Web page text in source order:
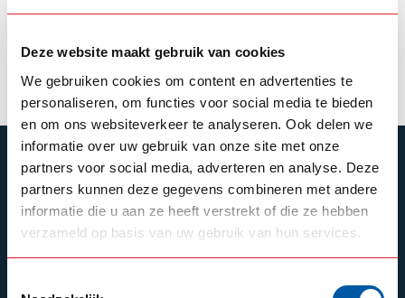
Deze website maakt gebruik van cookies
We gebruiken cookies om content en advertenties te
personaliseren, om functies voor social media te bieden
en om ons websiteverkeer te analyseren. Ook delen we
informatie over uw gebruik van onze site met onze
partners voor social media, adverteren en analyse. Deze
partners kunnen deze gegevens combineren met andere
informatie die u aan ze heeft verstrekt of die ze hebben
verzameld op basis van uw gebruik van hun services.
SUBSCRIBE TO OUR NEWSLETTER
Stay up to date with our latest offers